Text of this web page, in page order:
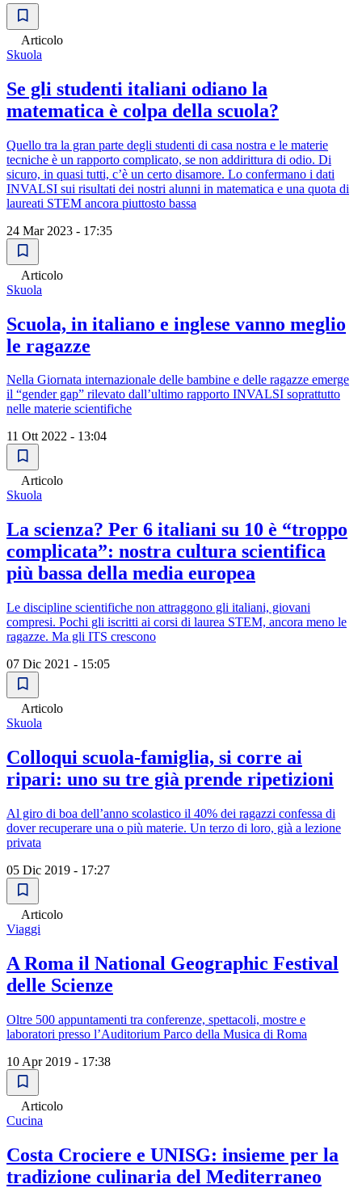
Articolo
Skuola
Se gli studenti italiani odiano la
matematica è colpa della scuola?
Quello tra la gran parte degli studenti di casa nostra e le materie
tecniche è un rapporto complicato, se non addirittura di odio. Di
sicuro, in quasi tutti, c’è un certo disamore. Lo confermano i dati
INVALSI sui risultati dei nostri alunni in matematica e una quota di
laureati STEM ancora piuttosto bassa
24 Mar 2023 - 17:35
Articolo
Skuola
Scuola, in italiano e inglese vanno meglio
le ragazze
Nella Giornata internazionale delle bambine e delle ragazze emerge
il “gender gap” rilevato dall’ultimo rapporto INVALSI soprattutto
nelle materie scientifiche
11 Ott 2022 - 13:04
Articolo
Skuola
La scienza? Per 6 italiani su 10 è “troppo
complicata”: nostra cultura scientifica
più bassa della media europea
Le discipline scientifiche non attraggono gli italiani, giovani
compresi. Pochi gli iscritti ai corsi di laurea STEM, ancora meno le
ragazze. Ma gli ITS crescono
07 Dic 2021 - 15:05
Articolo
Skuola
Colloqui scuola-famiglia, si corre ai
ripari: uno su tre già prende ripetizioni
Al giro di boa dell’anno scolastico il 40% dei ragazzi confessa di
dover recuperare una o più materie. Un terzo di loro, già a lezione
privata
05 Dic 2019 - 17:27
Articolo
Viaggi
A Roma il National Geographic Festival
delle Scienze
Oltre 500 appuntamenti tra conferenze, spettacoli, mostre e
laboratori presso l’Auditorium Parco della Musica di Roma
10 Apr 2019 - 17:38
Articolo
Cucina
Costa Crociere e UNISG: insieme per la
tradizione culinaria del Mediterraneo